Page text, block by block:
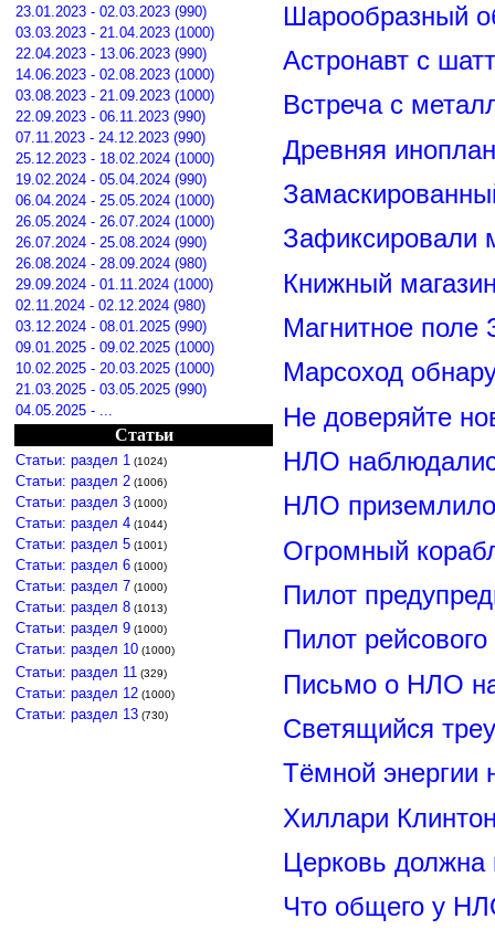
23.01.2023 - 02.03.2023 (990)
03.03.2023 - 21.04.2023 (1000)
22.04.2023 - 13.06.2023 (990)
14.06.2023 - 02.08.2023 (1000)
03.08.2023 - 21.09.2023 (1000)
22.09.2023 - 06.11.2023 (990)
07.11.2023 - 24.12.2023 (990)
25.12.2023 - 18.02.2024 (1000)
19.02.2024 - 05.04.2024 (990)
06.04.2024 - 25.05.2024 (1000)
26.05.2024 - 26.07.2024 (1000)
26.07.2024 - 25.08.2024 (990)
26.08.2024 - 28.09.2024 (980)
29.09.2024 - 01.11.2024 (1000)
02.11.2024 - 02.12.2024 (980)
03.12.2024 - 08.01.2025 (990)
09.01.2025 - 09.02.2025 (1000)
10.02.2025 - 20.03.2025 (1000)
21.03.2025 - 03.05.2025 (990)
04.05.2025 - ...
Статьи
Статьи: раздел 1 (1024)
Статьи: раздел 2 (1006)
Статьи: раздел 3 (1000)
Статьи: раздел 4 (1044)
Статьи: раздел 5 (1001)
Статьи: раздел 6 (1000)
Статьи: раздел 7 (1000)
Статьи: раздел 8 (1013)
Статьи: раздел 9 (1000)
Статьи: раздел 10 (1000)
Статьи: раздел 11 (329)
Статьи: раздел 12 (1000)
Статьи: раздел 13 (730)
Шарообразный
Астронавт с
Встреча с
Древняя
Зафиксировали
Книжный
Магнитное поле
Марсоход
Не доверяйте
НЛО
НЛО
Огромный
Пилот
Пилот
Письмо о НЛО
Светящийся
Тёмной энергии
Хиллари
Церковь должна
Что общего у